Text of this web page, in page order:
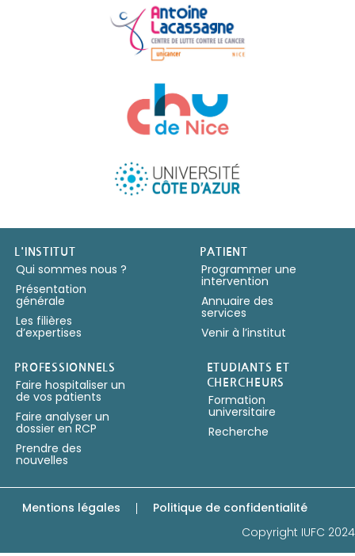
L'INSTITUT
Qui sommes nous ?
Présentation
générale
Les filières
d’expertises
PATIENT
Programmer une
intervention
Annuaire des
services
Venir à l’institut
PROFESSIONNELS
Faire hospitaliser un
de vos patients
Faire analyser un
dossier en RCP
Prendre des
nouvelles
ETUDIANTS ET
CHERCHEURS
Formation
universitaire
Recherche
Mentions légales
Politique de confidentialité
Copyright IUFC 2024